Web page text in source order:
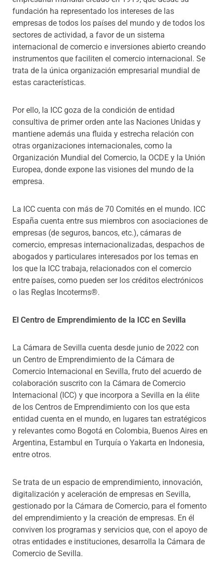
fundación ha representado los intereses de las
empresas de todos los países del mundo y de todos los
sectores de actividad, a favor de un sistema
internacional de comercio e inversiones abierto creando
instrumentos que faciliten el comercio internacional. Se
trata de la única organización empresarial mundial de
estas características.
Por ello, la ICC goza de la condición de entidad
consultiva de primer orden ante las Naciones Unidas y
mantiene además una fluida y estrecha relación con
otras organizaciones internacionales, como la
Organización Mundial del Comercio, la OCDE y la Unión
Europea, donde expone las visiones del mundo de la
empresa.
La ICC cuenta con más de 70 Comités en el mundo. ICC
España cuenta entre sus miembros con asociaciones de
empresas (de seguros, bancos, etc.), cámaras de
comercio, empresas internacionalizadas, despachos de
abogados y particulares interesados por los temas en
los que la ICC trabaja, relacionados con el comercio
entre países, como pueden ser los créditos electrónicos
o las Reglas Incoterms®.
El Centro de Emprendimiento de la ICC en Sevilla
La Cámara de Sevilla cuenta desde junio de 2022 con
un Centro de Emprendimiento de la Cámara de
Comercio Internacional en Sevilla, fruto del acuerdo de
colaboración suscrito con la Cámara de Comercio
Internacional (ICC) y que incorpora a Sevilla en la élite
de los Centros de Emprendimiento con los que esta
entidad cuenta en el mundo, en lugares tan estratégicos
y relevantes como Bogotá en Colombia, Buenos Aires en
Argentina, Estambul en Turquía o Yakarta en Indonesia,
entre otros.
Se trata de un espacio de emprendimiento, innovación,
digitalización y aceleración de empresas en Sevilla,
gestionado por la Cámara de Comercio, para el fomento
del emprendimiento y la creación de empresas. En él
conviven los programas y servicios que, con el apoyo de
otras entidades e instituciones, desarrolla la Cámara de
Comercio de Sevilla.